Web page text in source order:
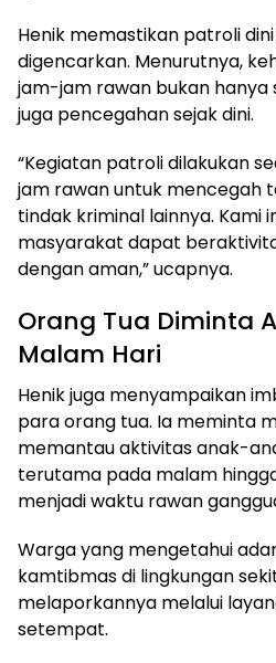
Henik memastikan patroli
digencarkan. Menurutnya,
jam-jam rawan bukan hanya
juga pencegahan sejak dini.
“Kegiatan patroli dilakukan
jam rawan untuk mencegah
tindak kriminal lainnya. Kami
masyarakat dapat
dengan aman,” ucapnya.
Orang Tua Diminta
Malam Hari
Henik juga menyampaikan
para orang tua. Ia meminta
memantau aktivitas anak-
terutama pada malam
menjadi waktu rawan
Warga yang mengetahui
kamtibmas di lingkungan
melaporkannya melalui
setempat.